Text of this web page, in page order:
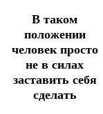
В таком
положении
человек просто
не в силах
заставить себя
сделать